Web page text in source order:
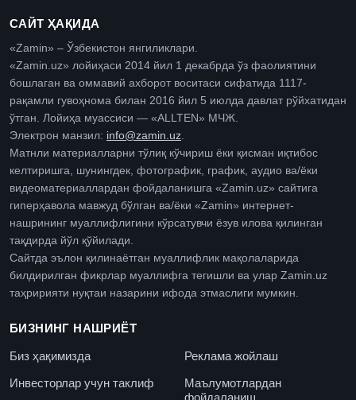
САЙТ ҲАҚИДА
«Zamin» – Ўзбекистон янгиликлари.
«Zamin.uz» лойиҳаси 2014 йил 1 декабрда ўз фаолиятини
бошлаган ва оммавий ахборот воситаси сифатида 1117-
рақамли гувоҳнома билан 2016 йил 5 июлда давлат рўйхатидан
ўтган. Лойиҳа муассиси — «ALLTEN» МЧЖ.
Электрон манзил: info@zamin.uz.
Матнли материалларни тўлиқ кўчириш ёки қисман иқтибос
келтиришга, шунингдек, фотографик, график, аудио ва/ёки
видеоматериаллардан фойдаланишга «Zamin.uz» сайтига
гиперҳавола мавжуд бўлган ва/ёки «Zamin» интернет-
нашрининг муаллифлигини кўрсатувчи ёзув илова қилинган
тақдирда йўл қўйилади.
Сайтда эълон қилинаётган муаллифлик мақолаларида
билдирилган фикрлар муаллифга тегишли ва улар Zamin.uz
таҳририяти нуқтаи назарини ифода этмаслиги мумкин.
БИЗНИНГ НАШРИЁТ
Биз ҳақимизда
Реклама жойлаш
Инвесторлар учун таклиф
Маълумотлардан